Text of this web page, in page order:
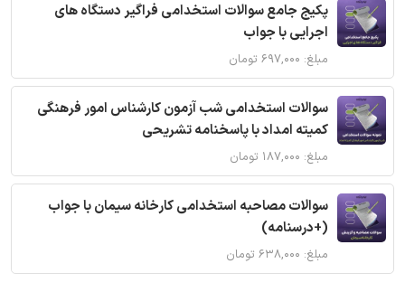
پکیج جامع سوالات استخدامی فراگیر دستگاه های
اجرایی با جواب
مبلغ: ۶۹۷,۰۰۰ تومان
سوالات استخدامی شب آزمون کارشناس امور فرهنگی
کمیته امداد با پاسخنامه تشریحی
مبلغ: ۱۸۷,۰۰۰ تومان
سوالات مصاحبه استخدامی کارخانه سیمان با جواب
(+درسنامه)
مبلغ: ۶۳۸,۰۰۰ تومان